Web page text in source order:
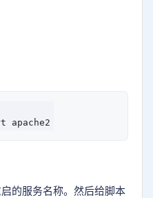
的服务名称。然后给脚本